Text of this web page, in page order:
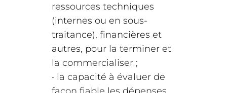
ressources techniques
(internes ou en sous-
traitance), financières et
autres, pour la terminer et
la commercialiser ;
• la capacité à évaluer de
façon fiable les dépenses